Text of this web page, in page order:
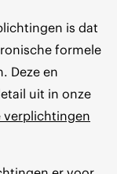
is dat
formele
Deze en
uit in onze
verplichtingen